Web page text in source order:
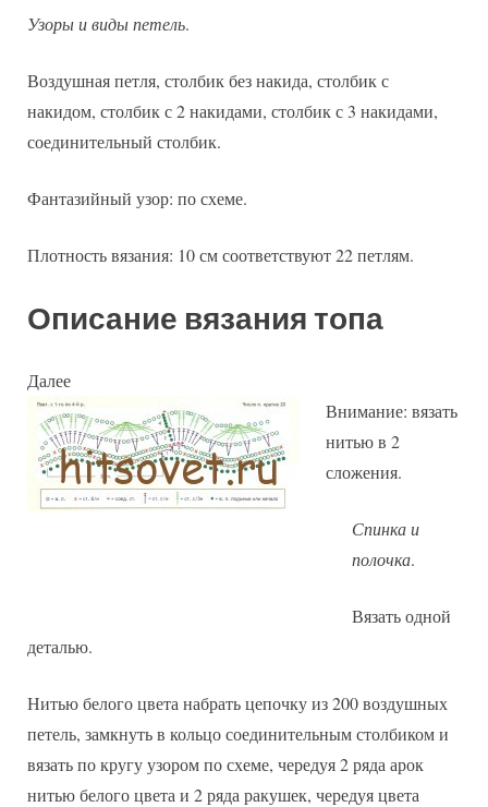
Узоры и виды петель.
Воздушная петля, столбик без накида, столбик с
накидом, столбик с 2 накидами, столбик с 3 накидами,
соединительный столбик.
Фантазийный узор: по схеме.
Плотность вязания: 10 см соответствуют 22 петлям.
Описание вязания топа
Далее
Внимание: вязать
нитью в 2
сложения.
Спинка и
полочка.
Вязать одной
деталью.
Нитью белого цвета набрать цепочку из 200 воздушных
петель, замкнуть в кольцо соединительным столбиком и
вязать по кругу узором по схеме, чередуя 2 ряда арок
нитью белого цвета и 2 ряда ракушек, чередуя цвета